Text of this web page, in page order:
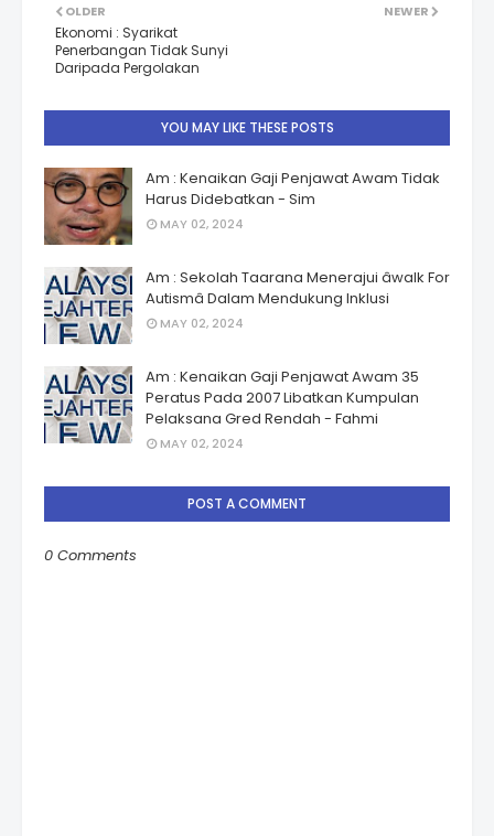
NEWER
OLDER
Ekonomi : Syarikat
Penerbangan Tidak Sunyi
Daripada Pergolakan
YOU MAY LIKE THESE POSTS
Am : Kenaikan Gaji Penjawat Awam Tidak
Harus Didebatkan - Sim
MAY 02, 2024
Am : Sekolah Taarana Menerajui âwalk For
Autismâ Dalam Mendukung Inklusi
MAY 02, 2024
Am : Kenaikan Gaji Penjawat Awam 35
Peratus Pada 2007 Libatkan Kumpulan
Pelaksana Gred Rendah - Fahmi
MAY 02, 2024
POST A COMMENT
0 Comments